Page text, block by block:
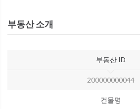
부동산 소개
부동산 ID
200000000044
건물명